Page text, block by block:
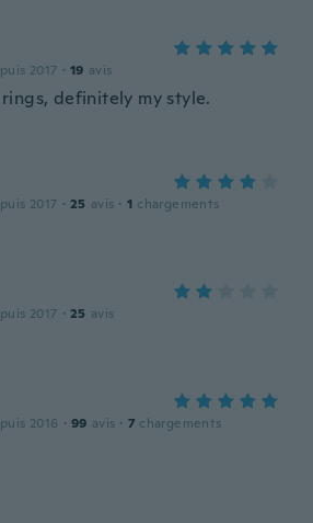
2017 · 19 avis
definitely my style.
2017 · 25 avis · 1 chargements
2017 · 25 avis
2016 · 99 avis · 7 chargements